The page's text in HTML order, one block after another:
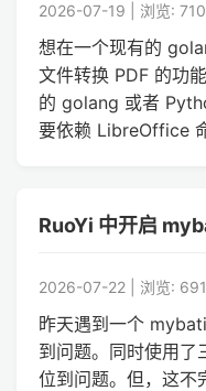
2026-07-19 | 浏览: 710
想在一个现有的
文件转换 PDF 的功
的 golang 或者
要依赖 LibreOffice
RuoYi 中开启
2026-07-22 | 浏览: 691
昨天遇到一个
到问题。同时使用了
位到问题。但，这不